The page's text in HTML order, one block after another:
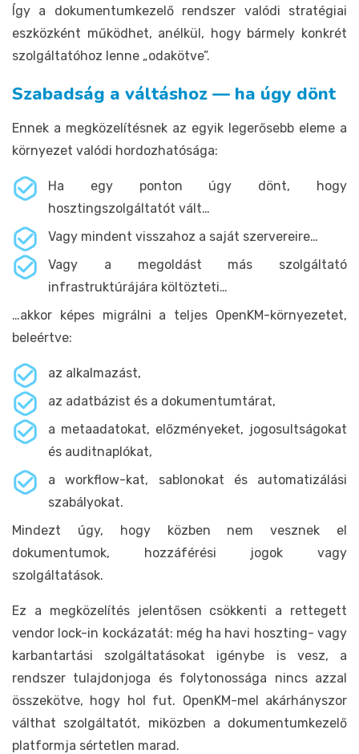
Így a dokumentumkezelő rendszer valódi stratégiai
eszközként működhet, anélkül, hogy bármely konkrét
szolgáltatóhoz lenne „odakötve”.
Szabadság a váltáshoz — ha úgy dönt
Ennek a megközelítésnek az egyik legerősebb eleme a
környezet valódi hordozhatósága:
Ha egy ponton úgy dönt, hogy
hosztingszolgáltatót vált…
Vagy mindent visszahoz a saját szervereire…
Vagy a megoldást más szolgáltató
infrastruktúrájára költözteti…
…akkor képes migrálni a teljes OpenKM-környezetet,
beleértve:
az alkalmazást,
az adatbázist és a dokumentumtárat,
a metaadatokat, előzményeket, jogosultságokat
és auditnaplókat,
a workflow-kat, sablonokat és automatizálási
szabályokat.
Mindezt úgy, hogy közben nem vesznek el
dokumentumok, hozzáférési jogok vagy
szolgáltatások.
Ez a megközelítés jelentősen csökkenti a rettegett
vendor lock-in kockázatát: még ha havi hoszting- vagy
karbantartási szolgáltatásokat igénybe is vesz, a
rendszer tulajdonjoga és folytonossága nincs azzal
összekötve, hogy hol fut. OpenKM-mel akárhányszor
válthat szolgáltatót, miközben a dokumentumkezelő
platformja sértetlen marad.